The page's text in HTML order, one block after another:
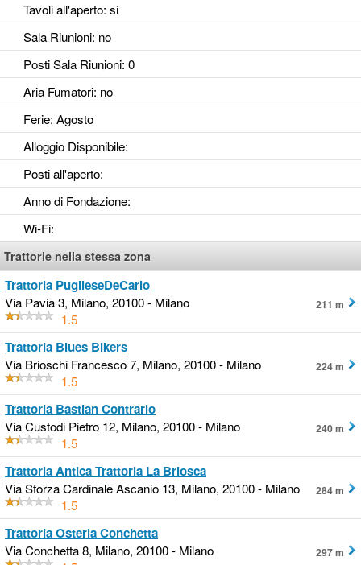
Tavoli all'aperto: si
Sala Riunioni: no
Posti Sala Riunioni: 0
Aria Fumatori: no
Ferie: Agosto
Alloggio Disponibile:
Posti all'aperto:
Anno di Fondazione:
Wi-Fi:
Trattorie nella stessa zona
Trattoria PuglieseDeCarlo
Via Pavia 3, Milano, 20100 - Milano
1.5
211 m
Trattoria Blues Bikers
Via Brioschi Francesco 7, Milano, 20100 - Milano
1.5
224 m
Trattoria Bastian Contrario
Via Custodi Pietro 12, Milano, 20100 - Milano
1.5
240 m
Trattoria Antica Trattoria La Briosca
Via Sforza Cardinale Ascanio 13, Milano, 20100 - Milano
1.5
284 m
Trattoria Osteria Conchetta
Via Conchetta 8, Milano, 20100 - Milano
297 m